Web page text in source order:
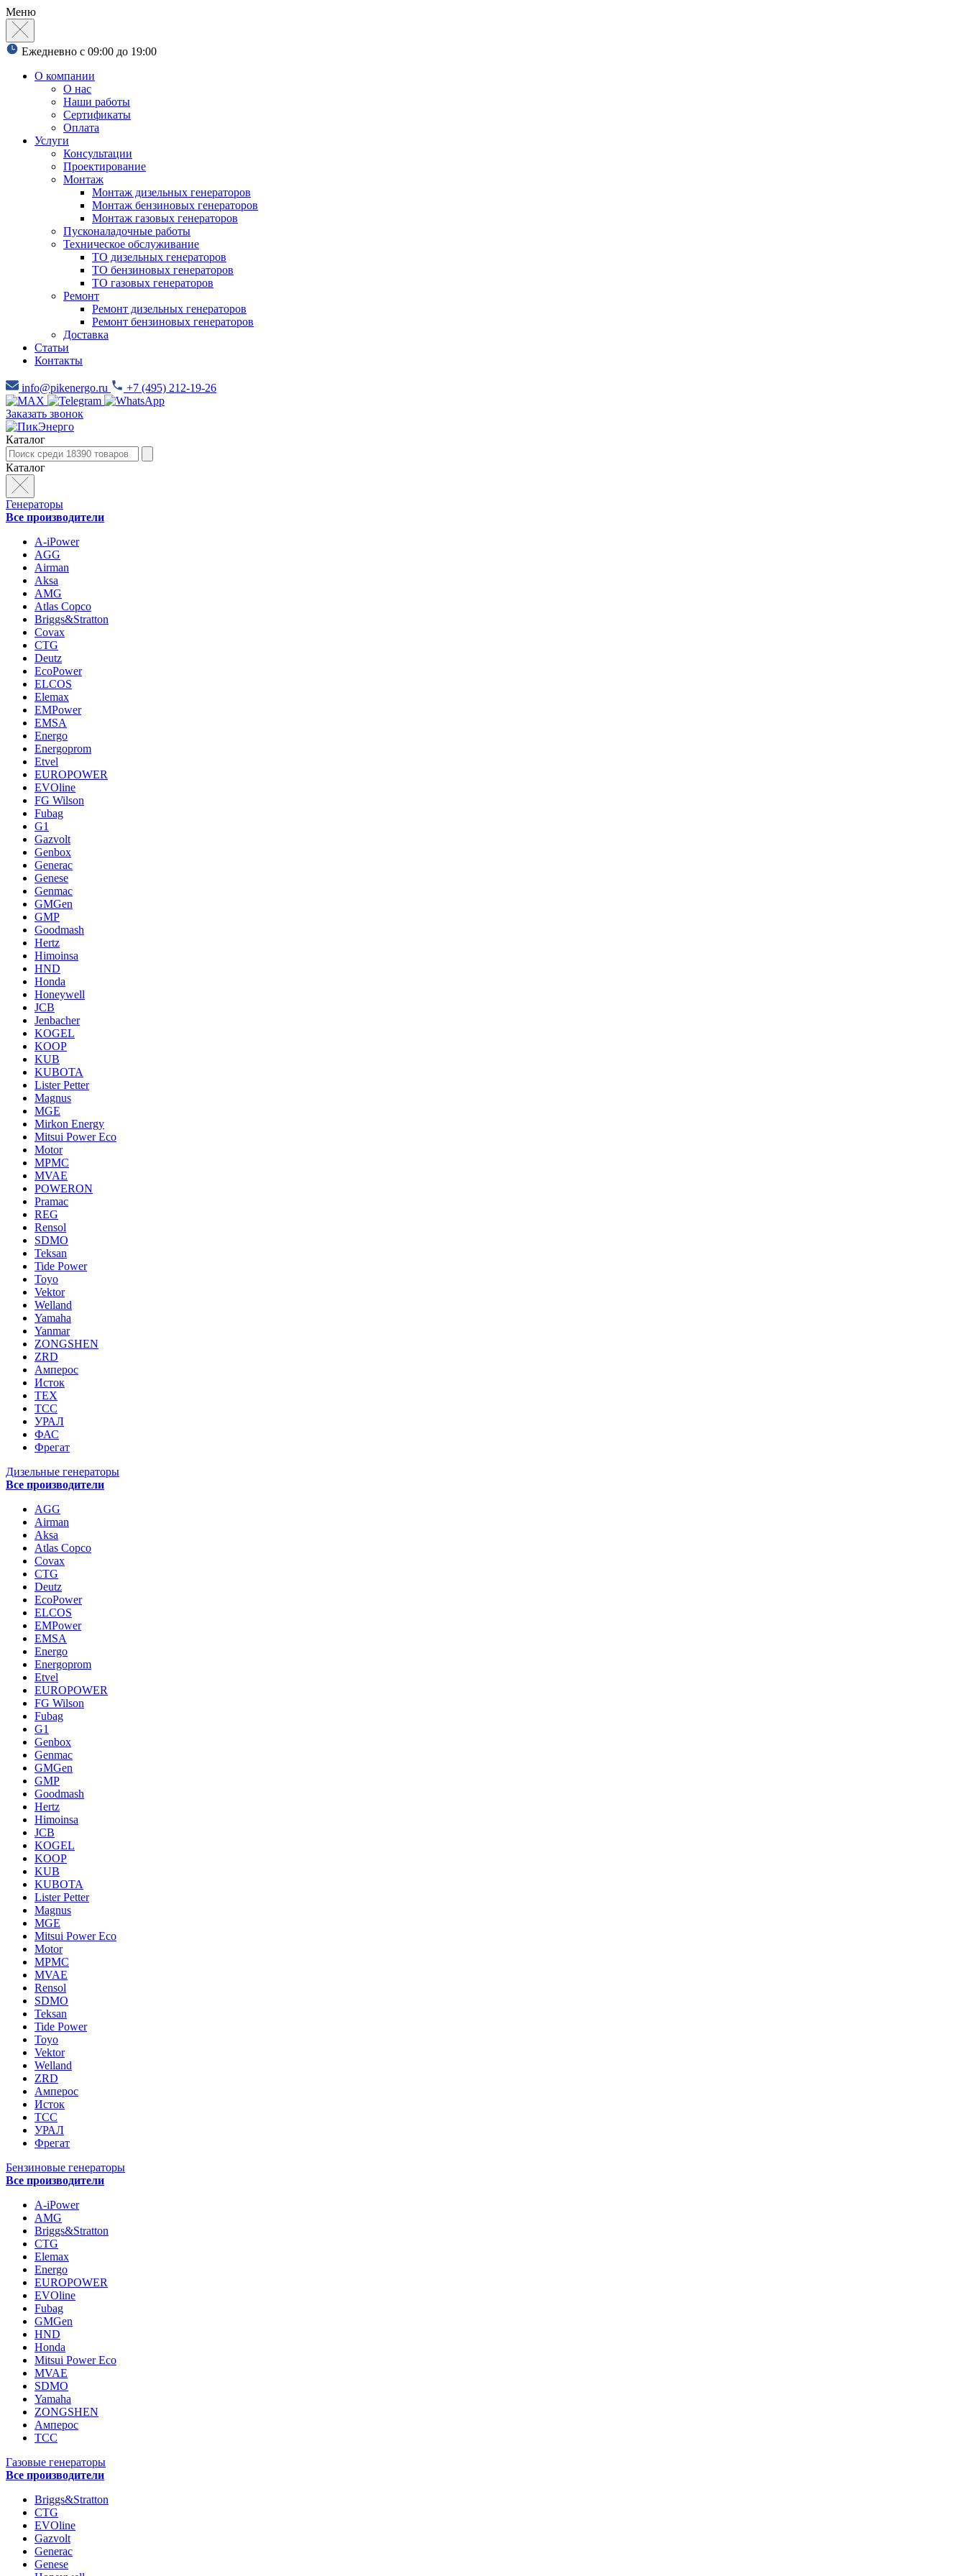
Меню
Ежедневно с 09:00 до 19:00
О компании
О нас
Наши работы
Сертификаты
Оплата
Услуги
Консультации
Проектирование
Монтаж
Монтаж дизельных генераторов
Монтаж бензиновых генераторов
Монтаж газовых генераторов
Пусконаладочные работы
Техническое обслуживание
ТО дизельных генераторов
ТО бензиновых генераторов
ТО газовых генераторов
Ремонт
Ремонт дизельных генераторов
Ремонт бензиновых генераторов
Доставка
Статьи
Контакты
info@pikenergo.ru +7 (495) 212-19-26
Заказать звонок
Каталог
Каталог
Генераторы
Все производители
A-iPower
AGG
Airman
Aksa
AMG
Atlas Copco
Briggs&Stratton
Covax
CTG
Deutz
EcoPower
ELCOS
Elemax
EMPower
EMSA
Energo
Energoprom
Etvel
EUROPOWER
EVOline
FG Wilson
Fubag
G1
Gazvolt
Genbox
Generac
Genese
Genmac
GMGen
GMP
Goodmash
Hertz
Himoinsa
HND
Honda
Honeywell
JCB
Jenbacher
KOGEL
KOOP
KUB
KUBOTA
Lister Petter
Magnus
MGE
Mirkon Energy
Mitsui Power Eco
Motor
MPMC
MVAE
POWERON
Pramac
REG
Rensol
SDMO
Teksan
Tide Power
Toyo
Vektor
Welland
Yamaha
Yanmar
ZONGSHEN
ZRD
Амперос
Исток
ТЕХ
ТСС
УРАЛ
ФАС
Фрегат
Дизельные генераторы
Все производители
AGG
Airman
Aksa
Atlas Copco
Covax
CTG
Deutz
EcoPower
ELCOS
EMPower
EMSA
Energo
Energoprom
Etvel
EUROPOWER
FG Wilson
Fubag
G1
Genbox
Genmac
GMGen
GMP
Goodmash
Hertz
Himoinsa
JCB
KOGEL
KOOP
KUB
KUBOTA
Lister Petter
Magnus
MGE
Mitsui Power Eco
Motor
MPMC
MVAE
Rensol
SDMO
Teksan
Tide Power
Toyo
Vektor
Welland
ZRD
Амперос
Исток
ТСС
УРАЛ
Фрегат
Бензиновые генераторы
Все производители
A-iPower
AMG
Briggs&Stratton
CTG
Elemax
Energo
EUROPOWER
EVOline
Fubag
GMGen
HND
Honda
Mitsui Power Eco
MVAE
SDMO
Yamaha
ZONGSHEN
Амперос
ТСС
Газовые генераторы
Все производители
Briggs&Stratton
CTG
EVOline
Gazvolt
Generac
Genese